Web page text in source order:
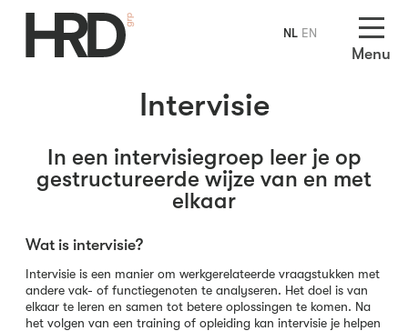
Menu
Intervisie
In een intervisiegroep leer je op
gestructureerde wijze van en met
elkaar
Wat is intervisie?
Intervisie is een manier om werkgerelateerde vraagstukken met
andere vak- of functiegenoten te analyseren. Het doel is van
elkaar te leren en samen tot betere oplossingen te komen. Na
het volgen van een training of opleiding kan intervisie je helpen
NL EN